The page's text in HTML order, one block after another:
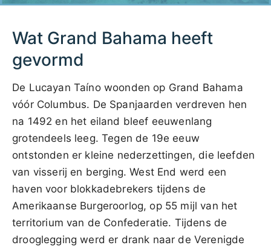
Wat Grand Bahama heeft
gevormd
De Lucayan Taíno woonden op Grand Bahama
vóór Columbus. De Spanjaarden verdreven hen
na 1492 en het eiland bleef eeuwenlang
grotendeels leeg. Tegen de 19e eeuw
ontstonden er kleine nederzettingen, die leefden
van visserij en berging. West End werd een
haven voor blokkadebrekers tijdens de
Amerikaanse Burgeroorlog, op 55 mijl van het
territorium van de Confederatie. Tijdens de
drooglegging werd er drank naar de Verenigde